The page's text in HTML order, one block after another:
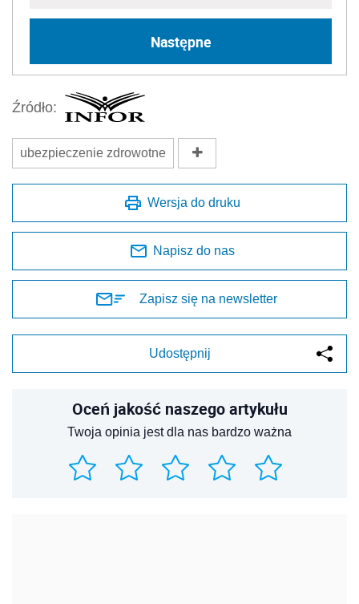
Następne
Źródło:
ubezpieczenie zdrowotne
Wersja do druku
Napisz do nas
Zapisz się na newsletter
Udostępnij
Oceń jakość naszego artykułu
Twoja opinia jest dla nas bardzo ważna